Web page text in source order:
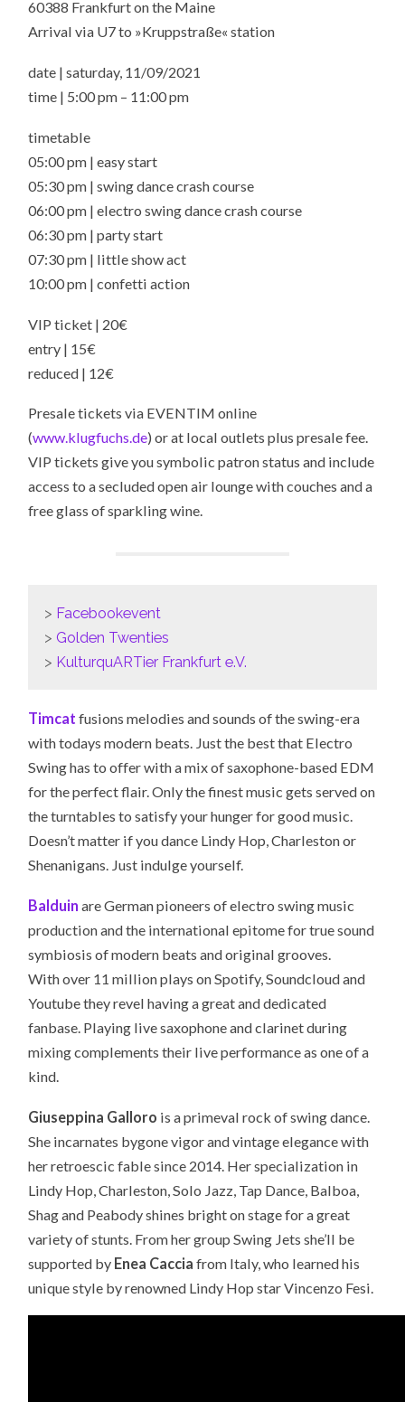
60388 Frankfurt on the Maine
Arrival via U7 to »Kruppstraße« station
date | saturday, 11/09/2021
time | 5:00 pm – 11:00 pm
timetable
05:00 pm | easy start
05:30 pm | swing dance crash course
06:00 pm | electro swing dance crash course
06:30 pm | party start
07:30 pm | little show act
10:00 pm | confetti action
VIP ticket | 20€
entry | 15€
reduced | 12€
Presale tickets via EVENTIM online
(www.klugfuchs.de) or at local outlets plus presale fee.
VIP tickets give you symbolic patron status and include
access to a secluded open air lounge with couches and a
free glass of sparkling wine.
> Facebookevent
> Golden Twenties
> KulturquARTier Frankfurt e.V.
Timcat fusions melodies and sounds of the swing-era
with todays modern beats. Just the best that Electro
Swing has to offer with a mix of saxophone-based EDM
for the perfect flair. Only the finest music gets served on
the turntables to satisfy your hunger for good music.
Doesn’t matter if you dance Lindy Hop, Charleston or
Shenanigans. Just indulge yourself.
Balduin are German pioneers of electro swing music
production and the international epitome for true sound
symbiosis of modern beats and original grooves.
With over 11 million plays on Spotify, Soundcloud and
Youtube they revel having a great and dedicated
fanbase. Playing live saxophone and clarinet during
mixing complements their live performance as one of a
kind.
Giuseppina Galloro is a primeval rock of swing dance.
She incarnates bygone vigor and vintage elegance with
her retroescic fable since 2014. Her specialization in
Lindy Hop, Charleston, Solo Jazz, Tap Dance, Balboa,
Shag and Peabody shines bright on stage for a great
variety of stunts. From her group Swing Jets she’ll be
supported by Enea Cacciafrom Italy, who learned his
unique style by renowned Lindy Hop star Vincenzo Fesi.